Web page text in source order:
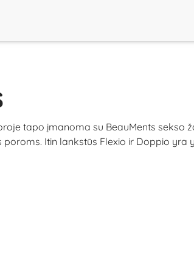
tapo įmanoma su BeauMents sekso
Itin lankstūs Flexio ir Doppio